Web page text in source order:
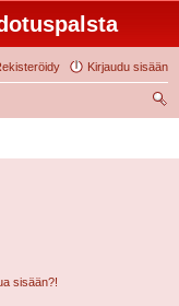
Kirjaudu sisään
sisään?!